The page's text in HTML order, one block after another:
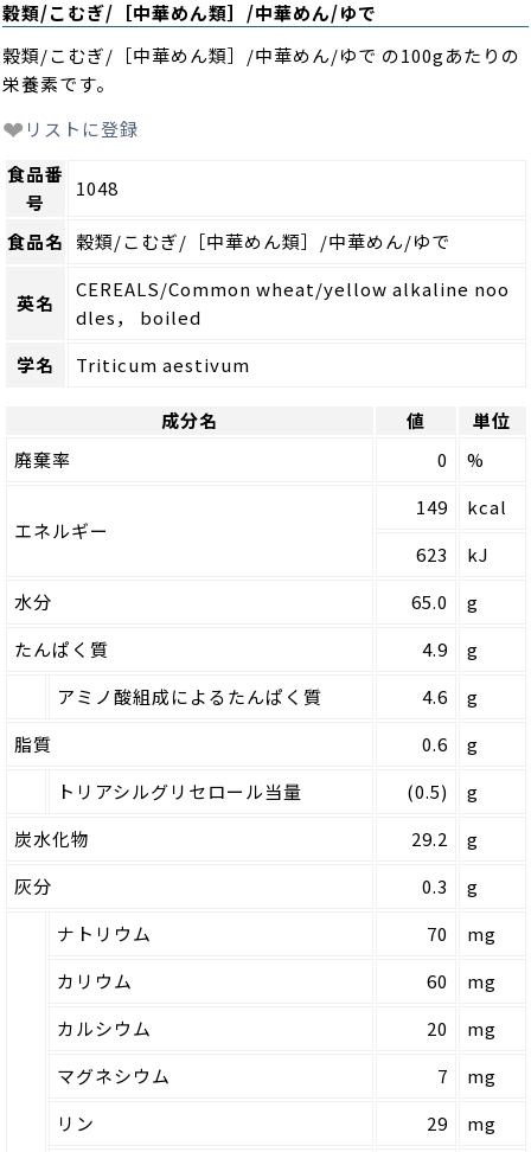
穀類/こむぎ/［中華めん類］/中華めん/ゆで
穀類/こむぎ/［中華めん類］/中華めん/ゆで の100gあたりの
栄養素です。
❤ リストに登録
食品番
号
1048
食品名 穀類/こむぎ/［中華めん類］/中華めん/ゆで
英名
CEREALS/Common wheat/yellow alkaline noo
dles， boiled
学名
Triticum aestivum
成分名 値
単位
廃棄率
0 %
エネルギー
149
kcal
623
kJ
水分
65.0
g
たんぱく質
4.9
g
アミノ酸組成によるたんぱく質
4.6
g
脂質
0.6
g
トリアシルグリセロール当量
(0.5)
g
炭水化物
29.2
g
灰分
0.3 g
ナトリウム 70
mg
カリウム
60
mg
カルシウム
20
mg
マグネシウム
7
mg
リン
29
mg